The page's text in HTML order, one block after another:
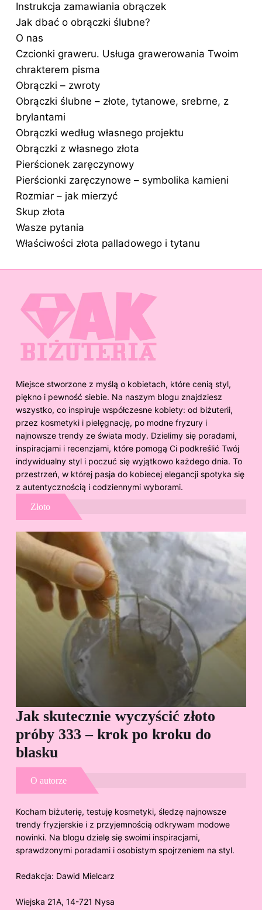
Instrukcja zamawiania obrączek
Jak dbać o obrączki ślubne?
O nas
Czcionki graweru. Usługa grawerowania Twoim
chrakterem pisma
Obrączki – zwroty
Obrączki ślubne – złote, tytanowe, srebrne, z
brylantami
Obrączki według własnego projektu
Obrączki z własnego złota
Pierścionek zaręczynowy
Pierścionki zaręczynowe – symbolika kamieni
Rozmiar – jak mierzyć
Skup złota
Wasze pytania
Właściwości złota palladowego i tytanu
Miejsce stworzone z myślą o kobietach, które cenią styl,
piękno i pewność siebie. Na naszym blogu znajdziesz
wszystko, co inspiruje współczesne kobiety: od biżuterii,
przez kosmetyki i pielęgnację, po modne fryzury i
najnowsze trendy ze świata mody. Dzielimy się poradami,
inspiracjami i recenzjami, które pomogą Ci podkreślić Twój
indywidualny styl i poczuć się wyjątkowo każdego dnia. To
przestrzeń, w której pasja do kobiecej elegancji spotyka się
z autentycznością i codziennymi wyborami.
Złoto
Jak skutecznie wyczyścić złoto
próby 333 – krok po kroku do
blasku
O autorze
Kocham biżuterię, testuję kosmetyki, śledzę najnowsze
trendy fryzjerskie i z przyjemnością odkrywam modowe
nowinki. Na blogu dzielę się swoimi inspiracjami,
sprawdzonymi poradami i osobistym spojrzeniem na styl.
Redakcja: Dawid Mielcarz
Wiejska 21A, 14-721 Nysa